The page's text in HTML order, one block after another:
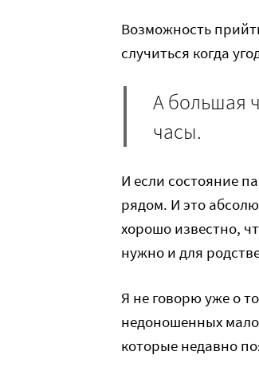
Возможность
случиться когда
А большая
часы.
И если состояние
рядом. И это
хорошо известно,
нужно и для
Я не говорю уже о
недоношенных
которые недавно